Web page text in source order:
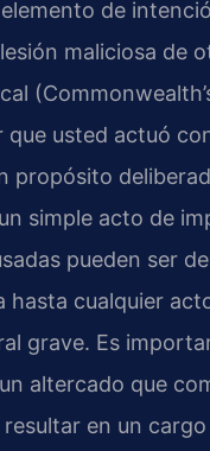
de
maliciosa de
que usted actuó
propósito
simple acto de
pueden ser
hasta cualquier
grave. Es
altercado que
en un